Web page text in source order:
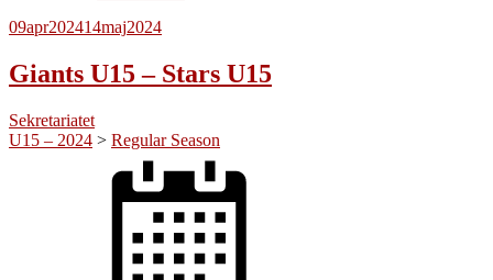
09apr202414maj2024
Giants U15 – Stars U15
Sekretariatet
U15 – 2024 > Regular Season